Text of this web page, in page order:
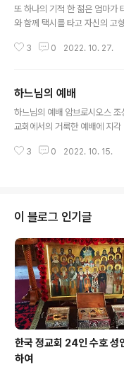
또 하나의 기적 한 젊은 엄마가
와 함께 택시를 타고 자신의 고
빠른 속도로 달리면서 길 모퉁
는 아이가 죽었을지도 모른다는
택시 밖으로 나왔다. 하지만 아
는 듯이 길 위에 얌전히 누워있
는 상처가 하나도 없었으므로 가
3 0 2022. 10. 27.
하느님의 예배
하느님의 예배 암브로시오스
교회에서의 거룩한 예배에 지각
교회에 참여하고 있지 않고 있
적으로 꼭 참여해야 할 일, 꼭 가
다른 구실을 대면서 불행하게
써 얻게 되는 영적 보물은 잃고
선사업으로 가난한 사람들에
누어 주었다. 그리고 며칠 후에
여 이렇게 말했다. ..
3 0 2022. 10. 15.
이 블로그 인기글
한국 정교회 24인 수호 성
하여